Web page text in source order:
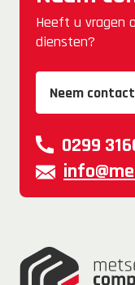
Heeft u vragen
diensten?
Neem
0299